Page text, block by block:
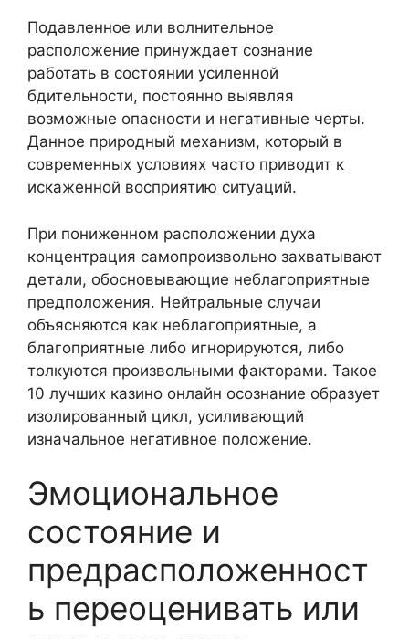
Подавленное или волнительное
расположение принуждает сознание
работать в состоянии усиленной
бдительности, постоянно выявляя
возможные опасности и негативные черты.
Данное природный механизм, который в
современных условиях часто приводит к
искаженной восприятию ситуаций.
При пониженном расположении духа
концентрация самопроизвольно захватывают
детали, обосновывающие неблагоприятные
предположения. Нейтральные случаи
объясняются как неблагоприятные, а
благоприятные либо игнорируются, либо
толкуются произвольными факторами. Такое
10 лучших казино онлайн осознание образует
изолированный цикл, усиливающий
изначальное негативное положение.
Эмоциональное
состояние и
предрасположенност
ь переоценивать или